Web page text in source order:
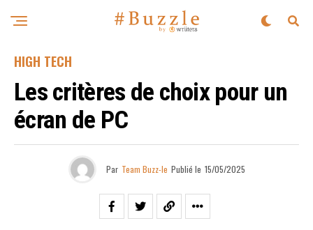
HIGH TECH
Les critères de choix pour un
écran de PC
Par Team Buzz-le Publié le 15/05/2025